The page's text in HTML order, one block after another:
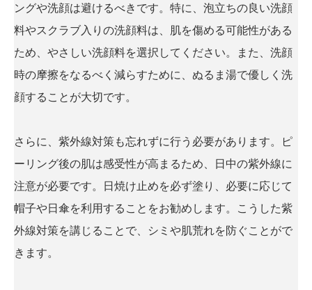
ングや洗顔は避けるべきです。特に、泡立ちの良い洗顔
料やスクラブ入りの洗顔料は、肌を傷める可能性がある
ため、やさしい洗顔料を選択してください。また、洗顔
時の摩擦をなるべく減らすために、ぬるま湯で優しく洗
顔することが大切です。
さらに、紫外線対策も忘れずに行う必要があります。ピ
ーリング後の肌は感受性が高まるため、日中の紫外線に
注意が必要です。日焼け止めを必ず塗り、必要に応じて
帽子や日傘を利用することをお勧めします。こうした紫
外線対策を講じることで、シミや肌荒れを防ぐことがで
きます。